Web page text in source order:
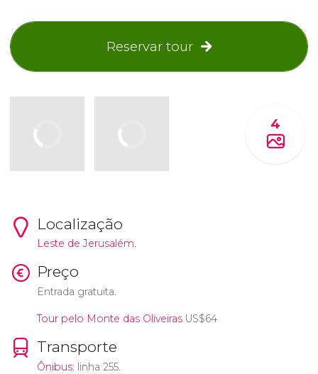
Reservar tour
4
Localização
Leste de Jerusalém.
Preço
Entrada gratuita.
Tour pelo Monte das Oliveiras US$64
Transporte
Ônibus: linha 255.